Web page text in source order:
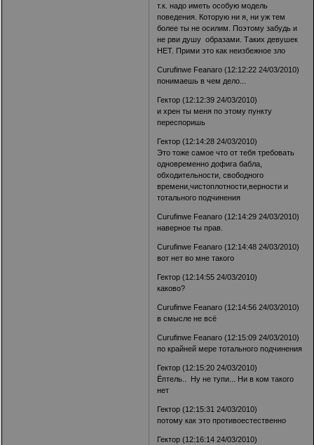
т.к. надо иметь особую модель
поведения. Которую ни я, ни уж тем
более ты не осилим. Поэтому забудь и
не рви душу образами. Таких девушек
НЕТ. Прими это как неизбежное зло
Curufinwe Feanaro (12:12:22 24/03/2010)
понимаешь в чем дело...
Гектор (12:12:39 24/03/2010)
и хрен ты меня по этому пункту
переспоришь
Гектор (12:14:28 24/03/2010)
Это тоже самое что от тебя требовать
одновременно дофига бабла,
обходительности, свободного
времени,чистоплотности,верности и
тотального подчинения
Curufinwe Feanaro (12:14:29 24/03/2010)
наверное ты прав.
Curufinwe Feanaro (12:14:48 24/03/2010)
вот нет во мне такого
Гектор (12:14:55 24/03/2010)
каково?
Curufinwe Feanaro (12:14:56 24/03/2010)
в смысле не всё
Curufinwe Feanaro (12:15:09 24/03/2010)
по крайней мере тотального подчинения
Гектор (12:15:20 24/03/2010)
Ёптель.. Ну не тупи... Ни в ком такого
нет
Гектор (12:15:31 24/03/2010)
потому как это противоестественно
Гектор (12:16:14 24/03/2010)